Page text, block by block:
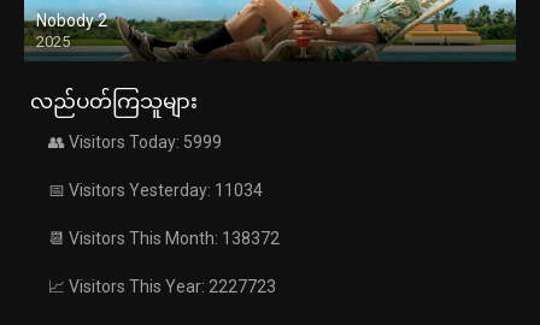
Nobody 2
2025
လည်ပတ်ကြသူများ
👥 Visitors Today: 5999
📅 Visitors Yesterday: 11034
📆 Visitors This Month: 138372
📈 Visitors This Year: 2227723